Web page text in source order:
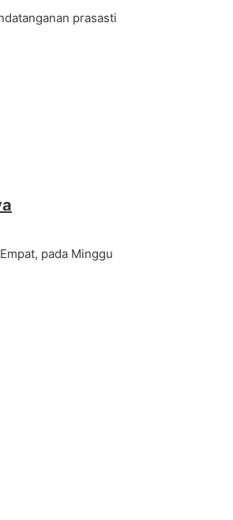
prasasti
pada Minggu